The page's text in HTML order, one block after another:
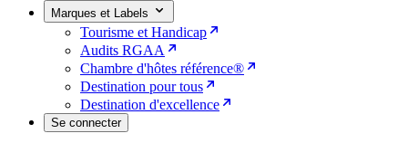
Marques et Labels
Tourisme et Handicap
Audits RGAA
Chambre d'hôtes référence®
Destination pour tous
Destination d'excellence
Se connecter